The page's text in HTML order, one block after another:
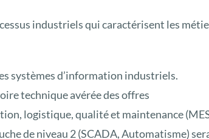
industriels qui caractérisent les
systèmes d’information industriels.
technique avérée des offres
logistique, qualité et maintenance
de niveau 2 (SCADA, Automatisme)